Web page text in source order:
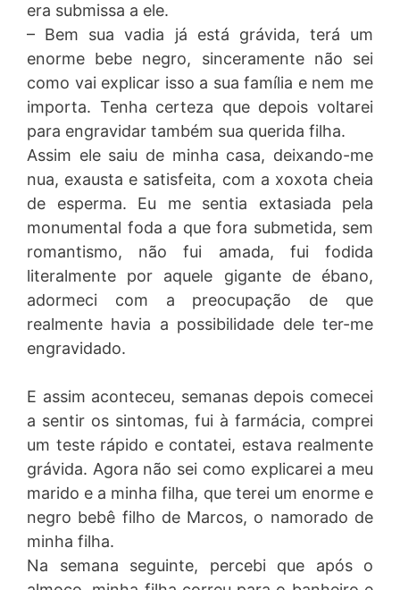
era submissa a ele.
– Bem sua vadia já está grávida, terá um
enorme bebe negro, sinceramente não sei
como vai explicar isso a sua família e nem me
importa. Tenha certeza que depois voltarei
para engravidar também sua querida filha.
Assim ele saiu de minha casa, deixando-me
nua, exausta e satisfeita, com a xoxota cheia
de esperma. Eu me sentia extasiada pela
monumental foda a que fora submetida, sem
romantismo, não fui amada, fui fodida
literalmente por aquele gigante de ébano,
adormeci com a preocupação de que
realmente havia a possibilidade dele ter-me
engravidado.
E assim aconteceu, semanas depois comecei
a sentir os sintomas, fui à farmácia, comprei
um teste rápido e contatei, estava realmente
grávida. Agora não sei como explicarei a meu
marido e a minha filha, que terei um enorme e
negro bebê filho de Marcos, o namorado de
minha filha.
Na semana seguinte, percebi que após o